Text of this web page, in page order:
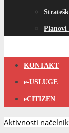
Planovi
KONTAKT
e-USLUGE
eCITIZEN
Aktivnosti